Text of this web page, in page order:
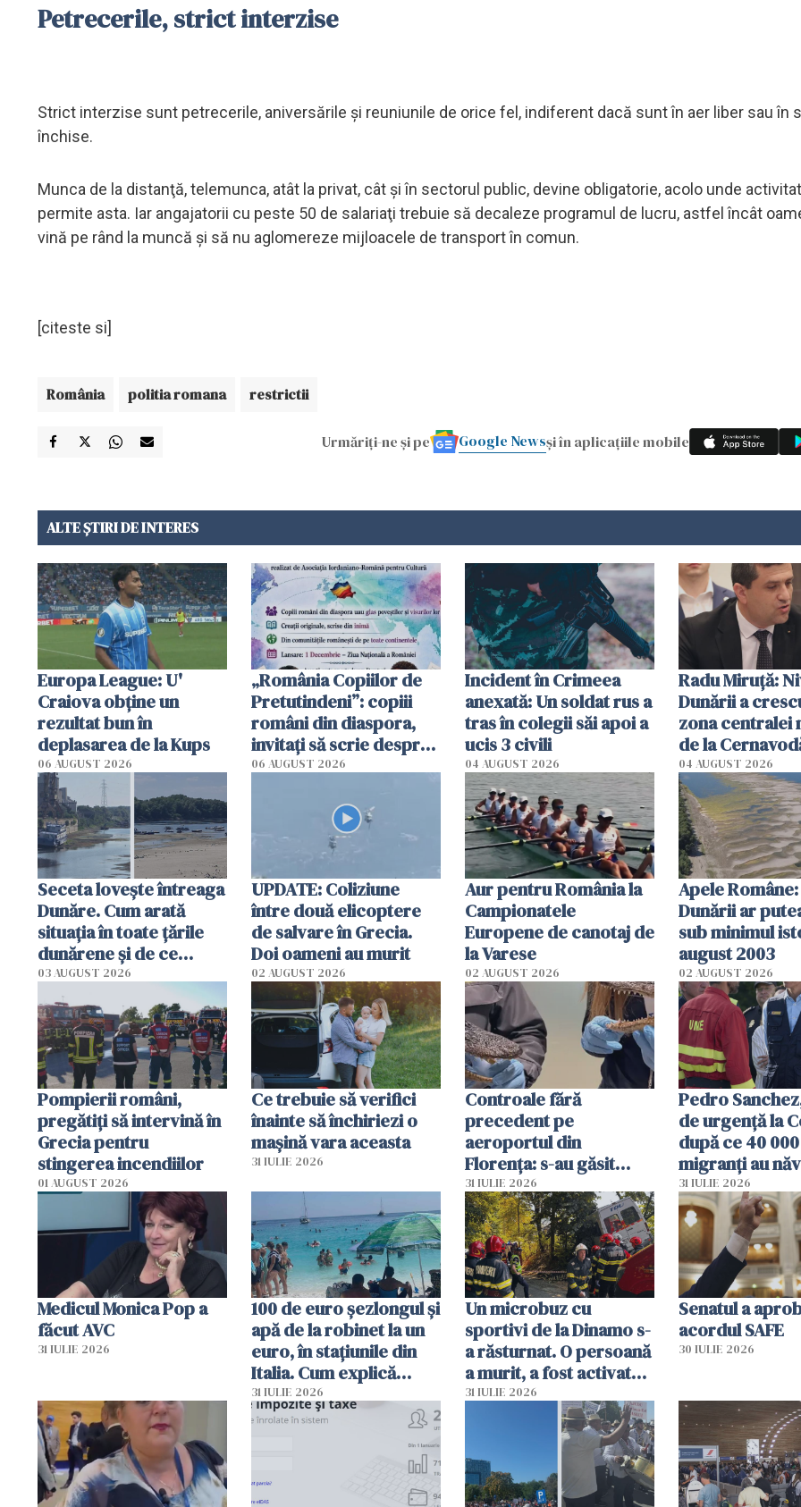
Petrecerile, strict interzise
Strict interzise sunt petrecerile, aniversările şi reuniunile de orice fel, indiferent dacă sunt în aer liber sau în
închise.
Munca de la distanţă, telemunca, atât la privat, cât şi în sectorul public, devine obligatorie, acolo unde
permite asta. Iar angajatorii cu peste 50 de salariaţi trebuie să decaleze programul de lucru, astfel încât
vină pe rând la muncă şi să nu aglomereze mijloacele de transport în comun.
[citeste si]
România politia romana restrictii
Urmăriți-ne și pe Google Newsși în aplicațiile mobile
ALTE ȘTIRI DE INTERES
Europa League: U'
Craiova obține un
rezultat bun în
deplasarea de la Kups
06 AUGUST 2026
„România Copiilor de
Pretutindeni”: copiii
români din diaspora,
invitați să scrie despre
România într-un volum
06 AUGUST 2026
Incident în Crimeea
anexată: Un soldat rus a
tras în colegii săi apoi a
ucis 3 civili
04 AUGUST 2026
Radu Miruţă:
Dunării a
zona centralei
de la
cm faţă de
04 AUGUST 2026
Seceta lovește întreaga
Dunăre. Cum arată
situația în toate țările
dunărene și de ce
România resimte
efectele, deși a plouat
în iulie
03 AUGUST 2026
UPDATE: Coliziune
între două elicoptere
de salvare în Grecia.
Doi oameni au murit
02 AUGUST 2026
Aur pentru România la
Campionatele
Europene de canotaj de
la Varese
02 AUGUST 2026
Apele
Dunării ar
sub minimul
august 2003
02 AUGUST 2026
Pompierii români,
pregătiţi să intervină în
Grecia pentru
stingerea incendiilor
01 AUGUST 2026
Ce trebuie să verifici
înainte să închiriezi o
mașină vara aceasta
31 IULIE 2026
Controale fără
precedent pe
aeroportul din
Florența: s-au găsit
capete de aligator și o
sumă imensă de bani
31 IULIE 2026
Pedro
de urgență la
după ce 40
migranți au
teritoriul
mobiliza toate
resursele"
31 IULIE 2026
Medicul Monica Pop a
făcut AVC
31 IULIE 2026
100 de euro șezlongul și
apă de la robinet la un
euro, în stațiunile din
Italia. Cum explică
autoritățile
31 IULIE 2026
Un microbuz cu
sportivi de la Dinamo s-
a răsturnat. O persoană
a murit, a fost activat
planul roșu de
31 IULIE 2026
Senatul a
acordul SAFE
30 IULIE 2026